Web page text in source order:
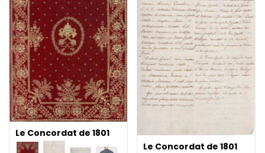
Le Concordat de 1801
Le Concordat de 1801